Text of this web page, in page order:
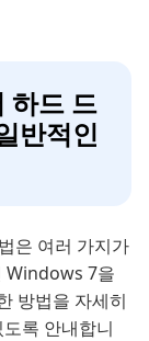
드 드
반적인
은 여러 가지가
Windows 7을
방법을 자세히
록 안내합니